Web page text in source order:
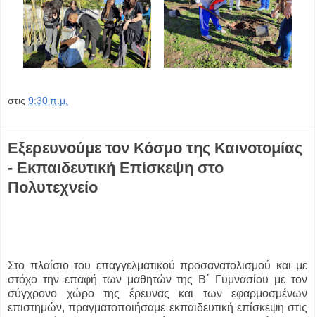
στις 9:30 π.μ.
Εξερευνούμε τον Κόσμο της Καινοτομίας
- Εκπαιδευτική Επίσκεψη στο
Πολυτεχνείο
Στο πλαίσιο του επαγγελματικού προσανατολισμού και με
στόχο την επαφή των μαθητών της Β΄ Γυμνασίου με τον
σύγχρονο χώρο της έρευνας και των εφαρμοσμένων
επιστημών, πραγματοποιήσαμε εκπαιδευτική επίσκεψη στις